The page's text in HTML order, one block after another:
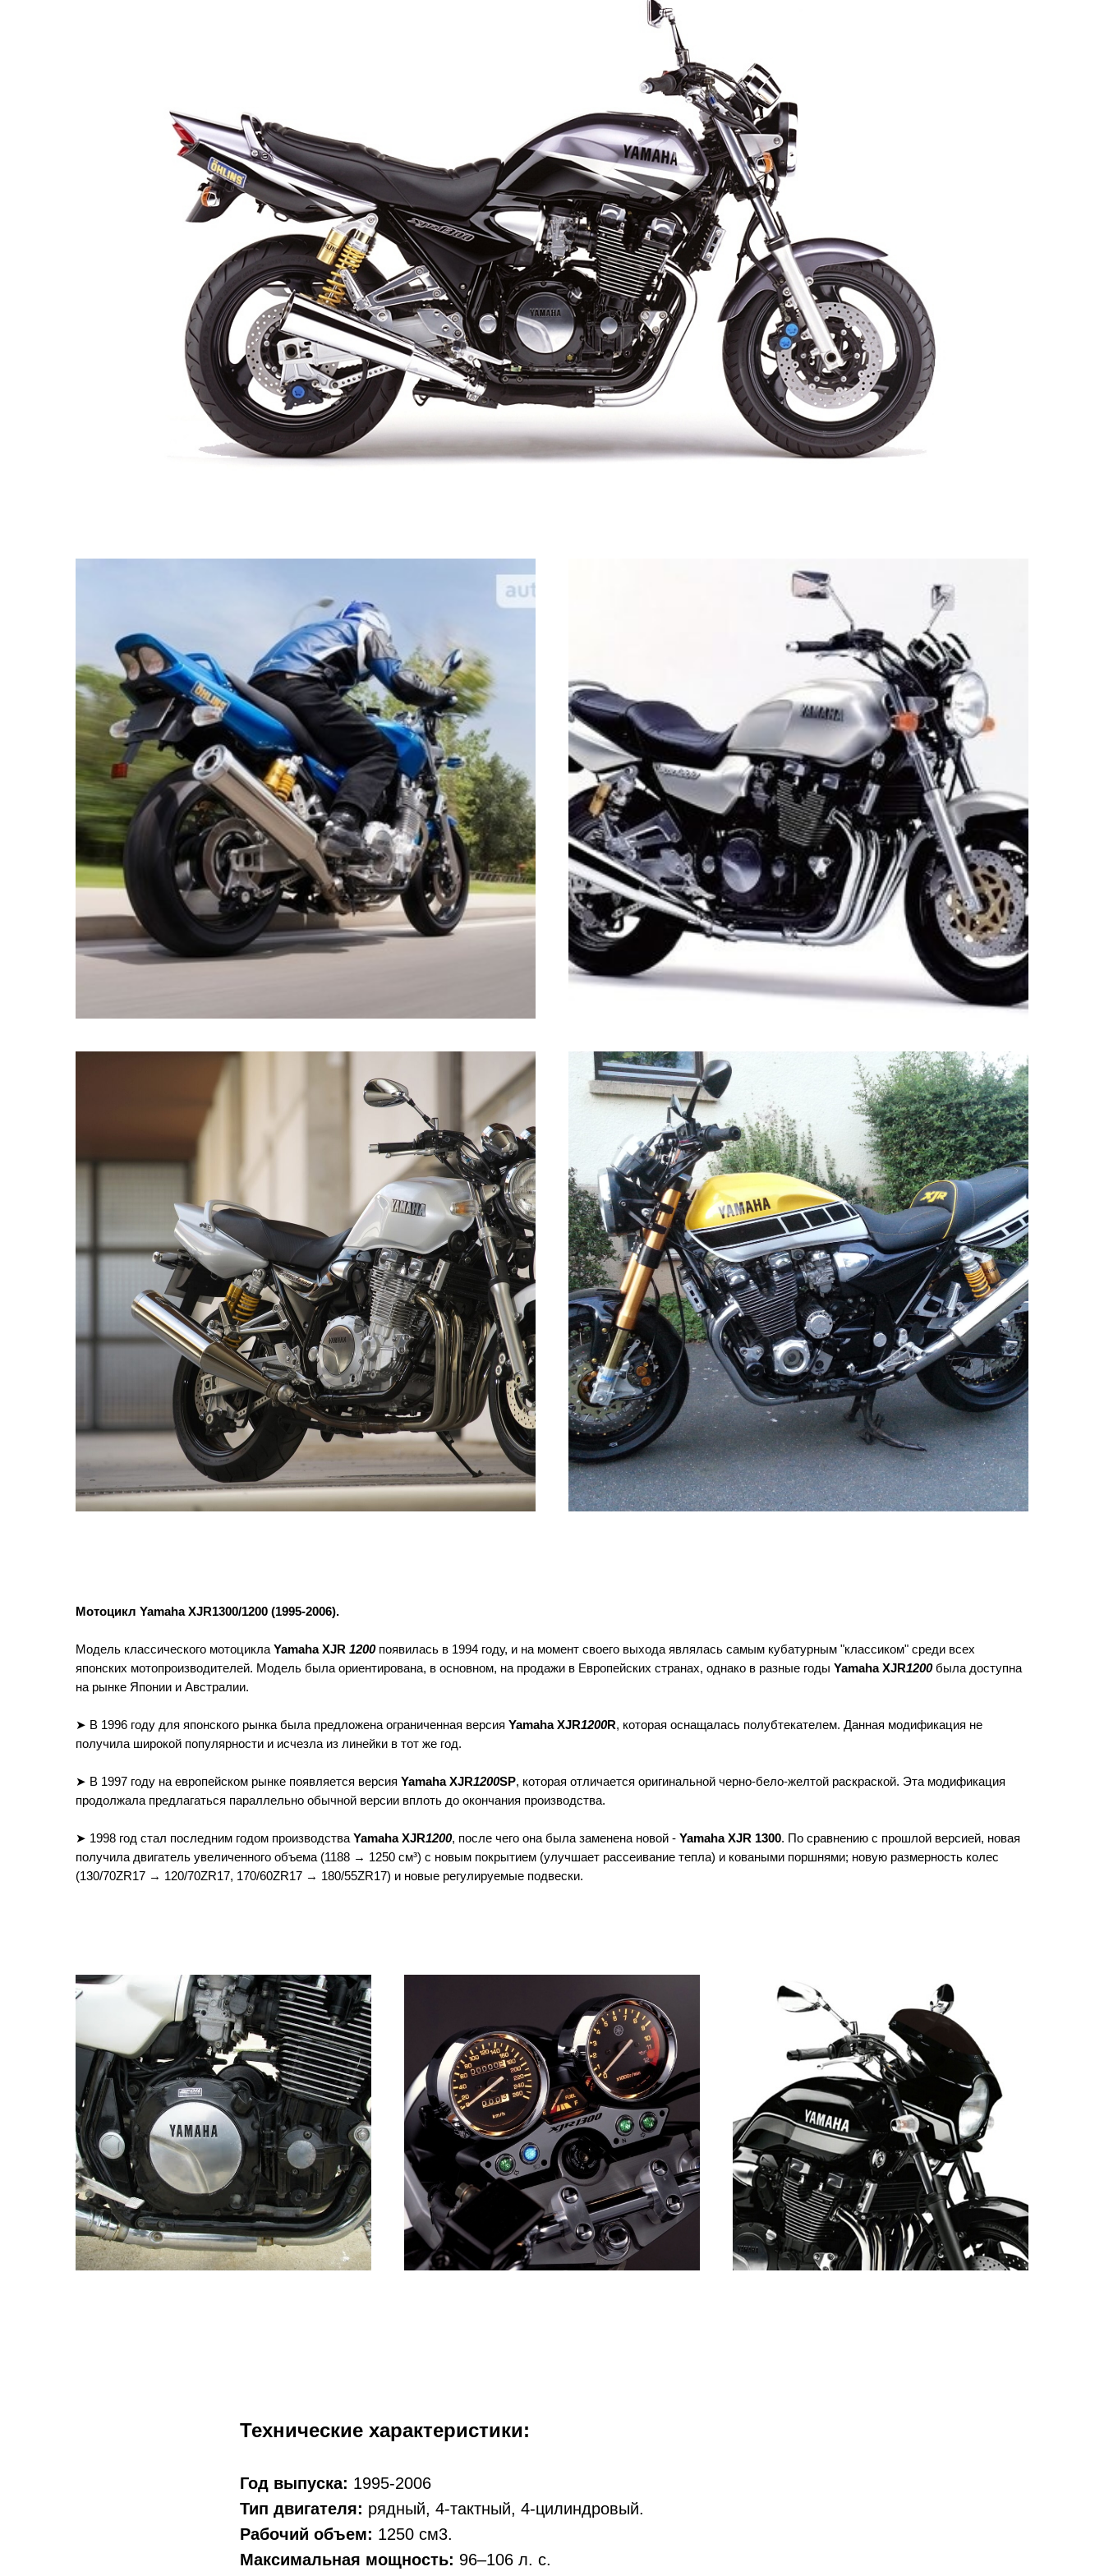
Мотоцикл Yamaha XJR1300/1200 (1995-2006).
Модель классического мотоцикла Yamaha XJR 1200появилась в 1994 году, и на момент своего выхода являлась самым кубатурным "классиком" среди всех
японских мотопроизводителей. Модель была ориентирована, в основном, на продажи в Европейских странах, однако в разные годы Yamaha XJR1200была доступна
на рынке Японии и Австралии.
➤ В 1996 году для японского рынка была предложена ограниченная версия Yamaha XJR1200R, которая оснащалась полубтекателем. Данная модификация не
получила широкой популярности и исчезла из линейки в тот же год.
➤ В 1997 году на европейском рынке появляется версия Yamaha XJR1200SP, которая отличается оригинальной черно-бело-желтой раскраской. Эта модификация
продолжала предлагаться параллельно обычной версии вплоть до окончания производства.
➤ 1998 год стал последним годом производства Yamaha XJR1200, после чего она была заменена новой - Yamaha XJR 1300. По сравнению с прошлой версией, новая
получила двигатель увеличенного объема (1188 → 1250 см³) с новым покрытием (улучшает рассеивание тепла) и коваными поршнями; новую размерность колес
(130/70ZR17 → 120/70ZR17, 170/60ZR17 → 180/55ZR17) и новые регулируемые подвески.
Технические характеристики:
Год выпуска: 1995-2006
Тип двигателя: рядный, 4-тактный, 4-цилиндровый.
Рабочий объем: 1250 см3.
Максимальная мощность: 96–106 л. с.